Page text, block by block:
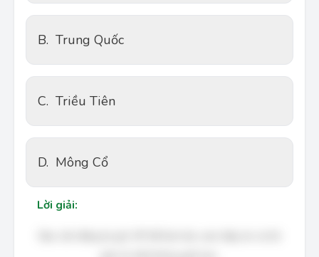
B. Trung Quốc
C. Triều Tiên
D. Mông Cổ
Lời giải: